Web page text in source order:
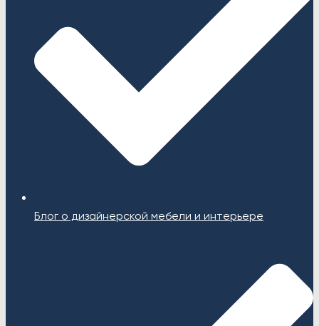
Блог о дизайнерской мебели и интерьере